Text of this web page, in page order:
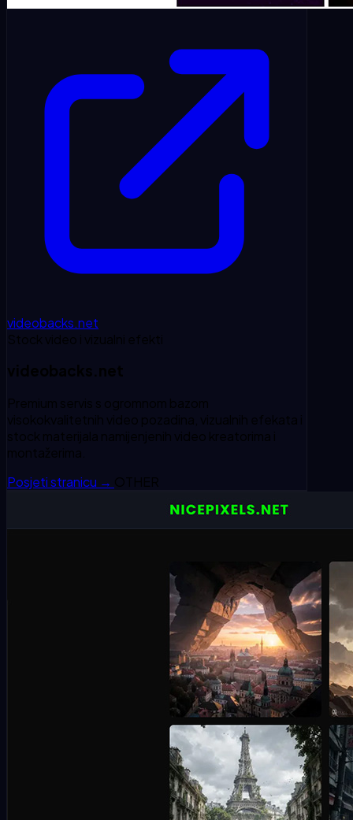
videobacks.net
Stock video i vizualni efekti
videobacks.net
Premium servis s ogromnom bazom
visokokvalitetnih video pozadina, vizualnih efekata i
stock materijala namijenjenih video kreatorima i
montažerima.
Posjeti stranicu → OTHER